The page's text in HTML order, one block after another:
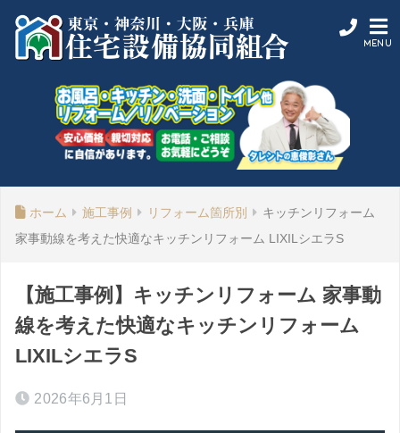
ホーム 施工事例 リフォーム箇所別
キッチンリフォーム
家事動線を考えた快適なキッチンリフォーム LIXILシエラS
【施工事例】キッチンリフォーム 家事動
線を考えた快適なキッチンリフォーム
LIXILシエラS
2026年6月1日